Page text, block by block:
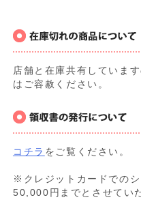
店舗と在庫共有していま
はご容赦ください。
コチラ をご覧ください。
※クレジットカードでの
50,000円までとさせてい